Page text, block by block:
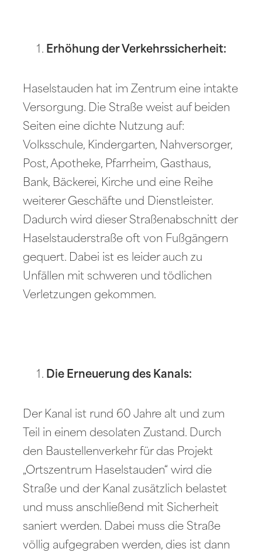
Erhöhung der Verkehrssicherheit:
Haselstauden hat im Zentrum eine intakte
Versorgung. Die Straße weist auf beiden
Seiten eine dichte Nutzung auf:
Volksschule, Kindergarten, Nahversorger,
Post, Apotheke, Pfarrheim, Gasthaus,
Bank, Bäckerei, Kirche und eine Reihe
weiterer Geschäfte und Dienstleister.
Dadurch wird dieser Straßenabschnitt der
Haselstauderstraße oft von Fußgängern
gequert. Dabei ist es leider auch zu
Unfällen mit schweren und tödlichen
Verletzungen gekommen.
Die Erneuerung des Kanals:
Der Kanal ist rund 60 Jahre alt und zum
Teil in einem desolaten Zustand. Durch
den Baustellenverkehr für das Projekt
„Ortszentrum Haselstauden“ wird die
Straße und der Kanal zusätzlich belastet
und muss anschließend mit Sicherheit
saniert werden. Dabei muss die Straße
völlig aufgegraben werden, dies ist dann